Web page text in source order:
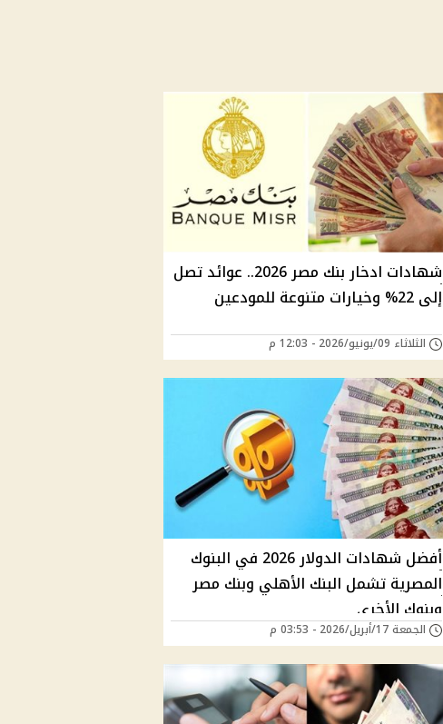
شهادات ادخار بنك مصر 2026.. عوائد تصل
إلى 22% وخيارات متنوعة للمودعين
الثلاثاء 09/يونيو/2026 - 12:03 م
أفضل شهادات الدولار 2026 في البنوك
المصرية تشمل البنك الأهلي وبنك مصر
وبنوك الأخرى
الجمعة 17/أبريل/2026 - 03:53 م